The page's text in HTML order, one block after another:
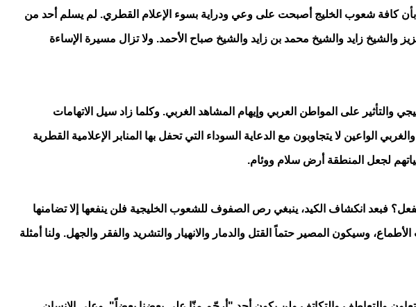
كافة شعوب الخليج أصبحت على وعي ودراية بسوء الإعلام القطري. لم يسلم أحد من
والشيخ زايد والشيخ محمد بن زايد والشيخ صباح الأحمد. ولا تزال مسيرة الإساءة
والتأثير على المواطن العربي وإيهام المشاهد الغربي. وكلما زاد سيل الاتهامات
الواعين لا يتجاوبون مع الدعاية السوداء التي تحفل بها المنابر الإعلامية القطرية
لجعل المنطقة أرض سلام ووئام.
انكشاف الكيد، ينبغي رص الصفوف للشعوب الخليجية فلن ينفعها إلا تضامنها
وسيكون المصير حتماً القتل والدمار والانهيار والتشريد والفقر والجهل. ولنا أمثلة